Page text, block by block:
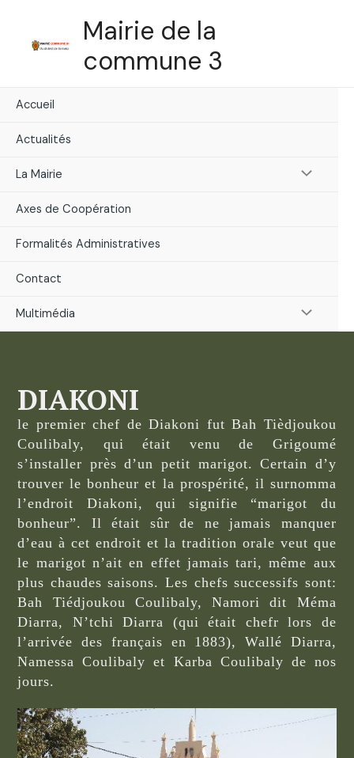
content
Mairie de la
commune 3
Accueil
Actualités
La Mairie Menu
Axes de Coopération
Formalités Administratives
Contact
Multimédia Menu
DIAKONI
le premier chef de Diakoni fut Bah Tièdjoukou
Coulibaly, qui était venu de Grigoumé
s’installer près d’un petit marigot. Certain d’y
trouver le bonheur et la prospérité, il surnomma
l’endroit Diakoni, qui signifie “marigot du
bonheur”. Il était sûr de ne jamais manquer
d’eau à cet endroit et la tradition orale veut que
le marigot n’ait en effet jamais tari, même aux
plus chaudes saisons. Les chefs successifs sont:
Bah Tiédjoukou Coulibaly, Namori dit Méma
Diarra, N’tchi Diarra (qui était chefr lors de
l’arrivée des français en 1883), Wallé Diarra,
Namessa Coulibaly et Karba Coulibaly de nos
jours.